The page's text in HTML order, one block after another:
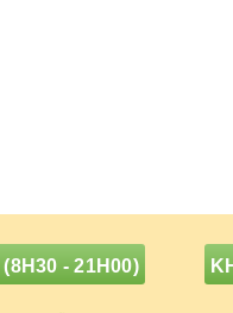
(8H30 - 21H00)